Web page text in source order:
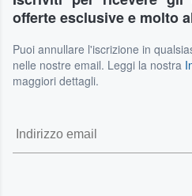
offerte esclusive e molto
Puoi annullare l'iscrizione in
nelle nostre email. Leggi la nostra
maggiori dettagli.